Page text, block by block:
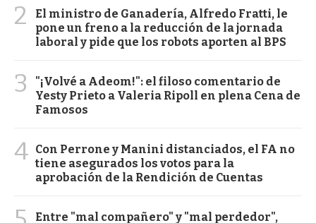
2
El ministro de Ganadería, Alfredo Fratti, le
pone un freno a la reducción de la jornada
laboral y pide que los robots aporten al BPS
3
"¡Volvé a Adeom!": el filoso comentario de
Yesty Prieto a Valeria Ripoll en plena Cena de
Famosos
4 Con Perrone y Manini distanciados, el FA no
tiene asegurados los votos para la
aprobación de la Rendición de Cuentas
Entre "mal compañero" y "mal perdedor",